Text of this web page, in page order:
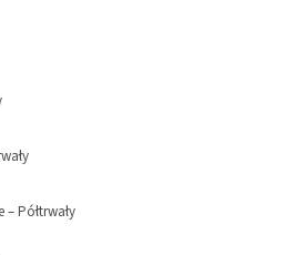
– Półtrwały